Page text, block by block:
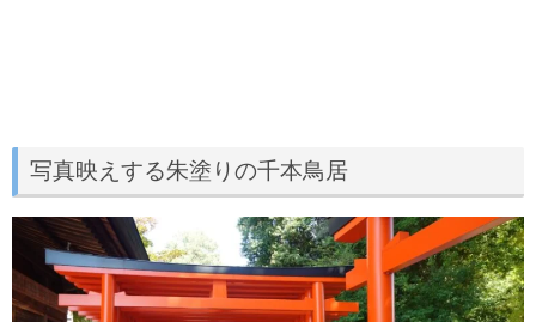
写真映えする朱塗りの千本鳥居